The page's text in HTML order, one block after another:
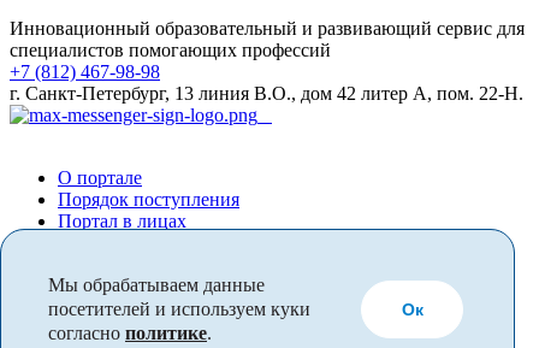
Инновационный образовательный и развивающий сервис для
специалистов помогающих профессий
+7 (812) 467-98-98
г. Санкт-Петербург, 13 линия В.О., дом 42 литер А, пом. 22-Н.
О портале
Порядок поступления
Портал в лицах
Реквизиты
Лицензия
Контакты
Мы обрабатываем данные
посетителей и используем куки
согласно политике.
Ок